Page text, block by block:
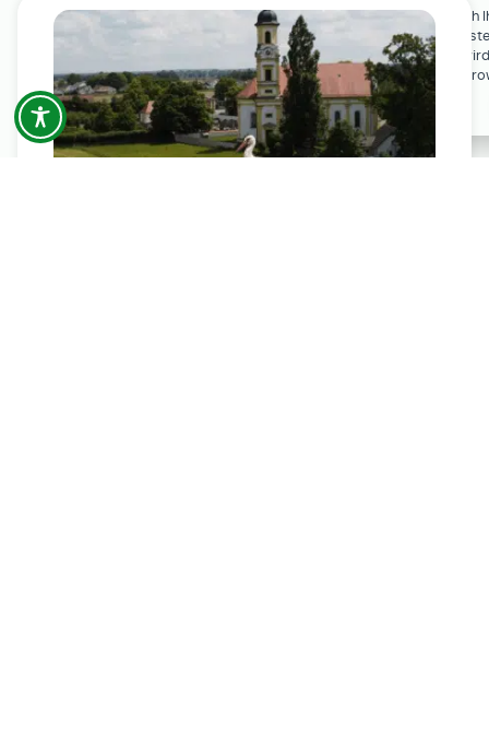
Der KI-Chatbot steht erst nach
Einwilligung in den Cookie-
Verfügung. Der Chat-Verlauf
ausschließlich lokal in Ihrem
gespeichert.